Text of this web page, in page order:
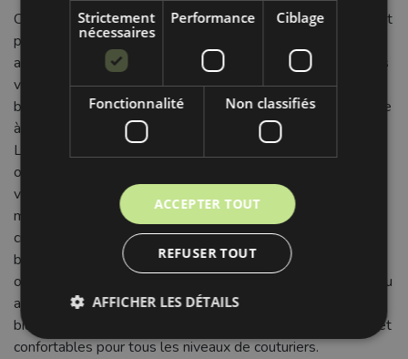
Ce Biais élastique 15 mm, d'un vert lime uni, est l'allié parfait
pour sublimer vos créations textiles. Il est conçu pour
apporter une finition impeccable et un style moderne à tous
vos projets. Fabriqué en 95% Polyamide et 5% Lycra, ce
biais garantit une élasticité durable et une grande résistance
à l'usure. Le polyamide assure sa robustesse, tandis que le
Lycra lui confère une souplesse et une extensibilité
optimales. Son toucher doux le rend idéal pour les
vêtements portés à même la peau, assurant confort et un
maintien agréable sans comprimer. Avec sa largeur de 1,5
cm, il est parfaitement adapté pour les finitions délicates :
bordures de lingerie, maillots de bain, vêtements de sport
ou tenues pour enfants. Créez des ourlets nets, flexibles, ou
ajoutez une touche décorative unique. Facile à coudre, ce
biais transformera vos projets en pièces professionnelles et
confortables pour tous les niveaux de couturiers.
Strictement
nécessaires
Performance Ciblage
Fonctionnalité Non classifiés
ACCEPTER TOUT
REFUSER TOUT
AFFICHER LES DÉTAILS